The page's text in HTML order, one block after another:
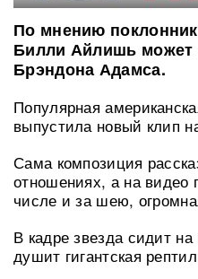
По мнению
Билли Айлишь может
Брэндона Адамса.
Популярная
выпустила новый клип
Сама композиция
отношениях, а на видео
числе и за шею,
В кадре звезда сидит
душит гигантская